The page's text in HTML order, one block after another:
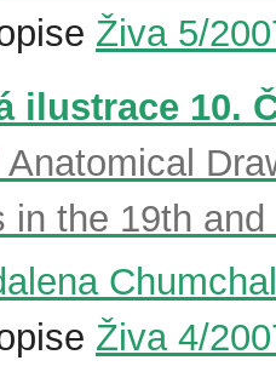
Živa 5/
ilustrace 10.
Anatomical
in the 19th
Živa 4/